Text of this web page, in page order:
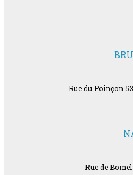
Rue du Poinçon
Rue de